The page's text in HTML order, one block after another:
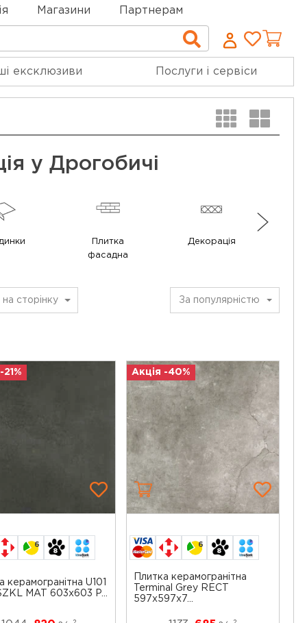
Магазини Партнерам
Пошук
ексклюзиви Послуги і сервіси
у Дрогобичі
Плитка
фасадна
Декорація
на сторінку За популярністю
21%
6
керамогранітна U101
MAT 603x603 P...
Акція -40%
6
Плитка керамогранітна
Terminal Grey RECT
597x597x7...